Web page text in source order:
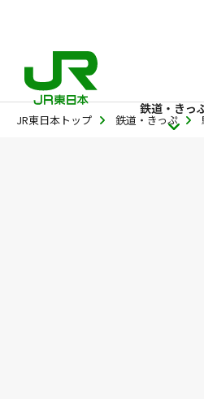
鉄道・きっ
JR東日本トップ 鉄道・きっぷ